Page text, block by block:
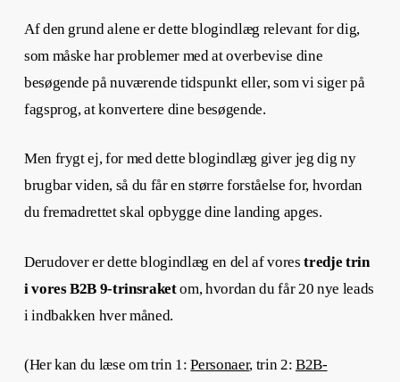
Af den grund alene er dette blogindlæg relevant for dig,
som måske har problemer med at overbevise dine
besøgende på nuværende tidspunkt eller, som vi siger på
fagsprog, at konvertere dine besøgende.
Men frygt ej, for med dette blogindlæg giver jeg dig ny
brugbar viden, så du får en større forståelse for, hvordan
du fremadrettet skal opbygge dine landing apges.
Derudover er dette blogindlæg en del af vorestredje trin
i vores B2B 9-trinsraketom, hvordan du får 20 nye leads
i indbakken hver måned.
(Her kan du læse om trin 1:Personaer, trin 2: B2B-